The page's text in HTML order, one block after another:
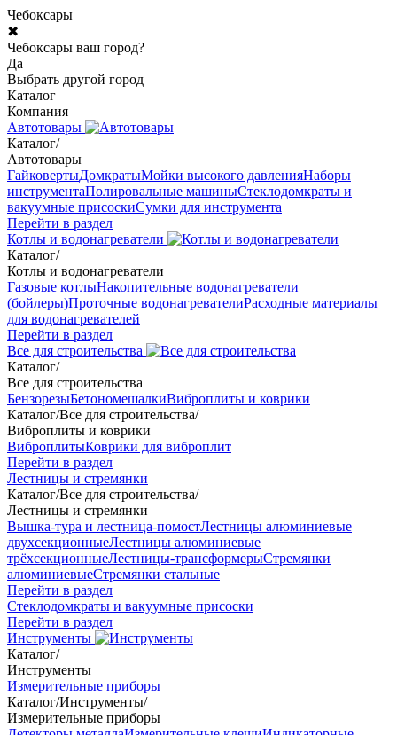
Чебоксары
✖
Чебоксары ваш город?
Да
Выбрать другой город
Каталог
Компания
Автотовары
Каталог/
Автотовары
ГайковертыДомкратыМойки высокого давленияНаборы
инструментаПолировальные машиныСтеклодомкраты и
вакуумные присоскиСумки для инструмента
Перейти в раздел
Котлы и водонагреватели
Каталог/
Котлы и водонагреватели
Газовые котлыНакопительные водонагреватели
(бойлеры)Проточные водонагревателиРасходные материалы
для водонагревателей
Перейти в раздел
Все для строительства
Каталог/
Все для строительства
БензорезыБетономешалкиВиброплиты и коврики
Каталог/Все для строительства/
Виброплиты и коврики
ВиброплитыКоврики для виброплит
Перейти в раздел
Лестницы и стремянки
Каталог/Все для строительства/
Лестницы и стремянки
Вышка-тура и лестница-помостЛестницы алюминиевые
двухсекционныеЛестницы алюминиевые
трёхсекционныеЛестницы-трансформерыСтремянки
алюминиевыеСтремянки стальные
Перейти в раздел
Стеклодомкраты и вакуумные присоски
Перейти в раздел
Инструменты
Каталог/
Инструменты
Измерительные приборы
Каталог/Инструменты/
Измерительные приборы